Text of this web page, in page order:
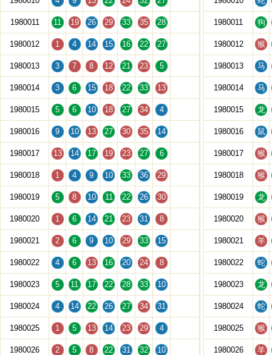
1980011 11 19 26 29 33 35 28
1980012 1 4 14 15 16 22 27
1980013 3 7 8 12 21 23 5
1980014 3 6 15 18 22 33 13
1980015 5 6 10 18 27 34 4
1980016 9 10 13 27 30 35 14
1980017 13 14 17 19 23 27 6
1980018 1 4 9 10 33 36 29
1980019 5 8 10 11 22 26 30
1980020 1 6 14 21 23 31 8
1980021 2 6 9 10 29 33 15
1980022 4 6 13 16 20 24 8
1980023 5 11 17 22 28 33 10
1980024 4 14 22 26 27 34 31
1980025 1 5 13 14 23 29 4
1980026 2 5 8 22 31 32 10
1980011 狗
1980012 猴
1980013 马
1980014 马
1980015 龙
1980016 鼠
1980017 猴
1980018 猴
1980019 龙
1980020 猴
1980021 羊
1980022 蛇
1980023 龙
1980024 蛇
1980025 猴
1980026 羊